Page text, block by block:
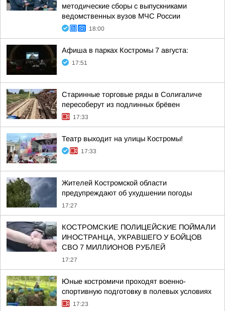
методические сборы с выпускниками
ведомственных вузов МЧС России
18:00
Афиша в парках Костромы 7 августа:
17:51
Старинные торговые ряды в Солигаличе
пересоберут из подлинных брёвен
17:33
Театр выходит на улицы Костромы!
17:33
Жителей Костромской области
предупреждают об ухудшении погоды
17:27
КОСТРОМСКИЕ ПОЛИЦЕЙСКИЕ ПОЙМАЛИ
ИНОСТРАНЦА, УКРАВШЕГО У БОЙЦОВ
СВО 7 МИЛЛИОНОВ РУБЛЕЙ
17:27
Юные костромичи проходят военно-
спортивную подготовку в полевых условиях
17:23